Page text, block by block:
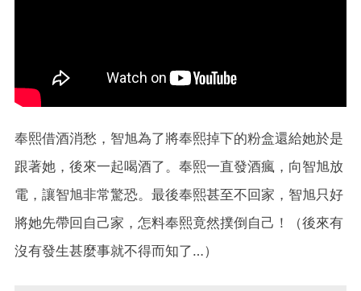
奉熙借酒消愁，智旭為了將奉熙掉下的粉盒還給她於是
跟著她，後來一起喝酒了。奉熙一直發酒瘋，向智旭放
電，讓智旭非常驚恐。最後奉熙甚至不回家，智旭只好
將她先帶回自己家，怎料奉熙竟然撲倒自己！（後來有
沒有發生甚麼事就不得而知了…）